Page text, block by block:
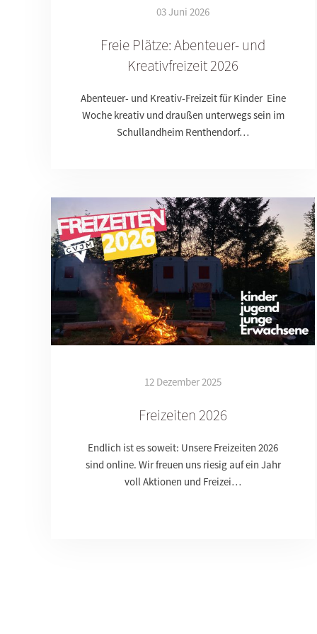
03 Juni 2026
Freie Plätze: Abenteuer- und
Kreativfreizeit 2026
Abenteuer- und Kreativ-Freizeit für Kinder Eine
Woche kreativ und draußen unterwegs sein im
Schullandheim Renthendorf…
12 Dezember 2025
Freizeiten 2026
Endlich ist es soweit: Unsere Freizeiten 2026
sind online. Wir freuen uns riesig auf ein Jahr
voll Aktionen und Freizei…